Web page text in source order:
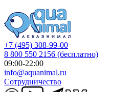
+7 (495) 308-99-00
8 800 550 2156 (бесплатно)
09:00-22:00
info@aquanimal.ru
Сотрудничество